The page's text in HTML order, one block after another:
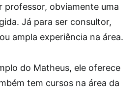
professor, obviamente uma
Já para ser consultor,
ampla experiência na área.
do Matheus, ele oferece
tem cursos na área da